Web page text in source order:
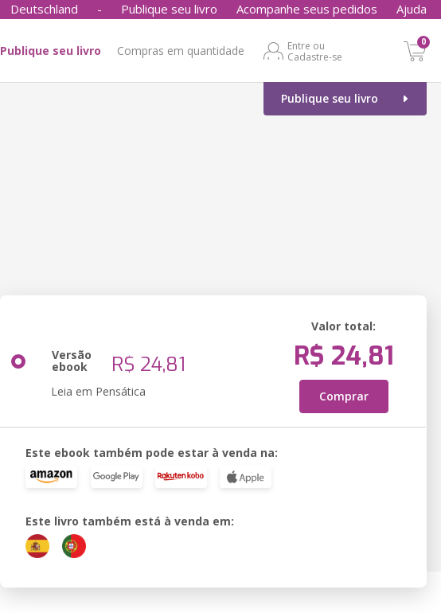
Deutschland - Publique seu livro Acompanhe seus pedidos Ajuda
Publique seu livro Compras em quantidade
Entre ou
Cadastre-se
0
Publique seu livro
Versão
ebook R$ 24,81
Leia em Pensática
Valor total:
R$ 24,81
Comprar
Este ebook também pode estar à venda na:
Este livro também está à venda em: